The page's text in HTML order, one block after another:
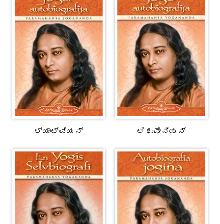
ಲ್ಯಾಟ್ವಿಯನ್ ಲಿಥುವೇನಿಯನ್